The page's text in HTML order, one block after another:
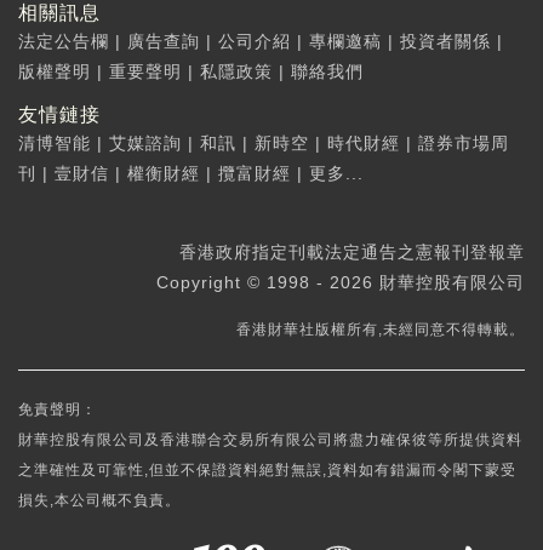
相關訊息
法定公告欄 | 廣告查詢 | 公司介紹 | 專欄邀稿 | 投資者關係 |
版權聲明 | 重要聲明 | 私隱政策 | 聯絡我們
友情鏈接
清博智能 | 艾媒諮詢 | 和訊 | 新時空 | 時代財經 | 證券市場周
刊
| 壹財信 | 權衡財經 | 攬富財經 | 更多...
香港政府指定刊載法定通告之憲報刊登報章
Copyright © 1998 - 2026 財華控股有限公司
香港財華社版權所有,未經同意不得轉載。
免責聲明：
財華控股有限公司及香港聯合交易所有限公司將盡力確保彼等所提供資料
之準確性及可靠性,但並不保證資料絕對無誤,資料如有錯漏而令閣下蒙受
損失,本公司概不負責。